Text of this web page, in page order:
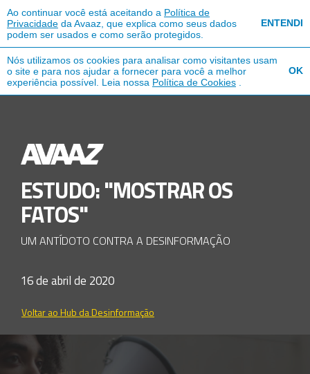
Ao continuar você está aceitando a Política de
Privacidade da Avaaz, que explica como seus dados
podem ser usados e como serão protegidos.
ENTENDI
Nós utilizamos os cookies para analisar como visitantes usam
o site e para nos ajudar a fornecer para você a melhor
experiência possível. Leia nossa Política de Cookies
OK
ESTUDO: "MOSTRAR OS
FATOS"
UM ANTÍDOTO CONTRA A DESINFORMAÇÃO
16 de abril de 2020
Voltar ao Hub da Desinformação